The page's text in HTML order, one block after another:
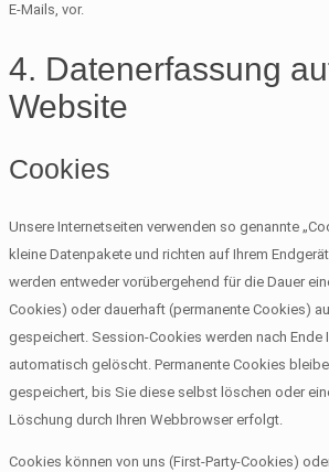
E-Mails, vor.
4. Datenerfassung
Website
Cookies
Unsere Internetseiten verwenden so genannte
kleine Datenpakete und richten auf Ihrem
werden entweder vorübergehend für die Dauer
Cookies) oder dauerhaft (permanente Cookies)
gespeichert. Session-Cookies werden nach Ende
automatisch gelöscht. Permanente Cookies
gespeichert, bis Sie diese selbst löschen oder
Löschung durch Ihren Webbrowser erfolgt.
Cookies können von uns (First-Party-Cookies)